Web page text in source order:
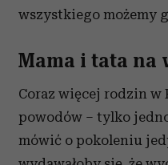
wszystkiego możemy
Mama i tata na
Coraz więcej rodzin w
powodów – tylko
mówić o pokoleniu